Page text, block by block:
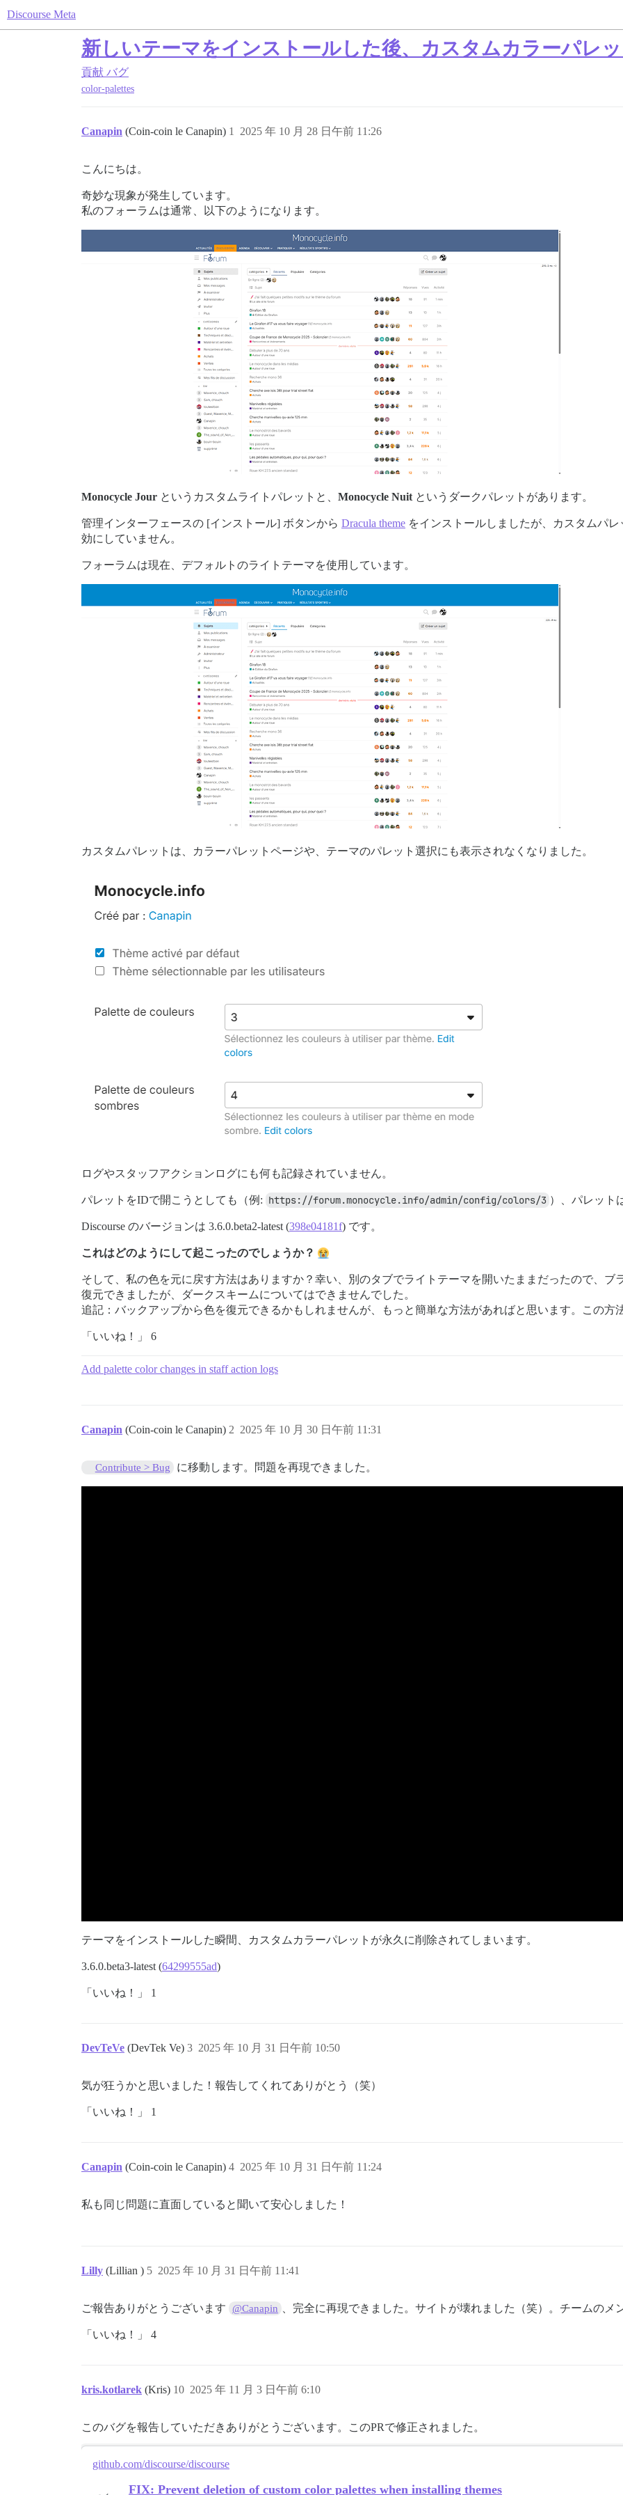
Discourse Meta
新しいテーマをインストールした後、カスタムカラーパレ
貢献 バグ
color-palettes
Canapin (Coin-coin le Canapin) 2025 年 10 月 28 日午前 11:26
1
こんにちは。
奇妙な現象が発生しています。
私のフォーラムは通常、以下のようになります。
Monocycle Jour というカスタムライトパレットと、 Monocycle Nuit というダークパレットがあります。
管理インターフェースの [インストール] ボタンから Dracula theme をインストールしましたが、カスタムパ
効にしていません。
フォーラムは現在、デフォルトのライトテーマを使用しています。
カスタムパレットは、カラーパレットページや、テーマのパレット選択にも表示されなくなりました。
ログやスタッフアクションログにも何も記録されていません。
パレットをIDで開こうとしても（例: https://forum.monocycle.info/admin/config/colors/3 ）、パレット
Discourse のバージョンは 3.6.0.beta2-latest (398e04181f) です。
これはどのようにして起こったのでしょうか？
そして、私の色を元に戻す方法はありますか？幸い、別のタブでライトテーマを開いたままだったので、ブ
復元できましたが、ダークスキームについてはできませんでした。
追記：バックアップから色を復元できるかもしれませんが、もっと簡単な方法があればと思います。この方
「いいね！」 6
Add palette color changes in staff action logs
Canapin (Coin-coin le Canapin) 2025 年 10 月 30 日午前 11:31
2
Contribute > Bug に移動します。問題を再現できました。
テーマをインストールした瞬間、カスタムカラーパレットが永久に削除されてしまいます。
3.6.0.beta3-latest (64299555ad)
「いいね！」 1
DevTeVe (DevTek Ve) 2025 年 10 月 31 日午前 10:50
3
気が狂うかと思いました！報告してくれてありがとう（笑）
「いいね！」 1
Canapin (Coin-coin le Canapin) 2025 年 10 月 31 日午前 11:24
4
私も同じ問題に直面していると聞いて安心しました！
Lilly (Lillian ) 2025 年 10 月 31 日午前 11:41
5
ご報告ありがとうございます @Canapin 、完全に再現できました。サイトが壊れました（笑）。チームのメ
「いいね！」 4
kris.kotlarek (Kris) 2025 年 11 月 3 日午前 6:10
10
このバグを報告していただきありがとうございます。このPRで修正されました。
github.com/discourse/discourse
FIX: Prevent deletion of custom color palettes when installing themes